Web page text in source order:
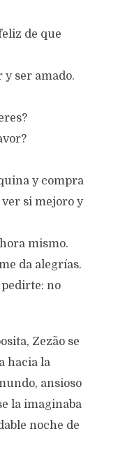
de que
y ser amado.
y compra
si mejoro y
mismo.
da alegrías.
no
Zezão se
hacia la
ansioso
la imaginaba
noche de